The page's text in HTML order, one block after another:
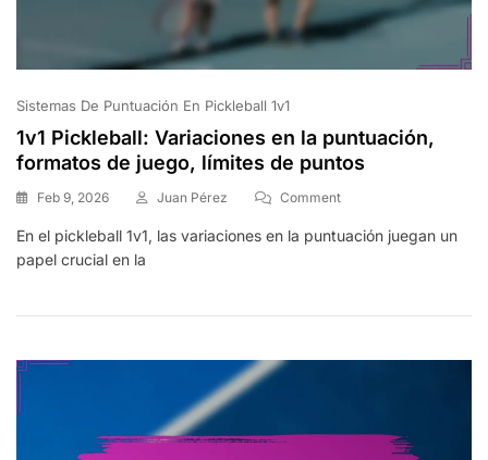
Sistemas De Puntuación En Pickleball 1v1
1v1 Pickleball: Variaciones en la puntuación,
formatos de juego, límites de puntos
Feb 9, 2026 Juan Pérez CommentOn
Pickleball:
Puntuación,
De
En el pickleball 1v1, las variaciones en la puntuación juegan un
papel crucial en la